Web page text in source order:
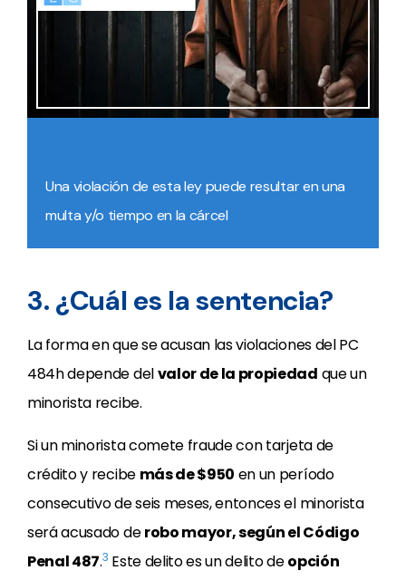
Una violación de esta ley puede resultar en una
multa y/o tiempo en la cárcel
3. ¿Cuál es la sentencia?
La forma en que se acusan las violaciones del PC
484h depende delvalor de la propiedad que un
minorista recibe.
Si un minorista comete fraude con tarjeta de
crédito y recibe más de $950 en un período
consecutivo de seis meses, entonces el minorista
será acusado derobo mayor, según el Código
Penal 487.3 Este delito es un delito deopción